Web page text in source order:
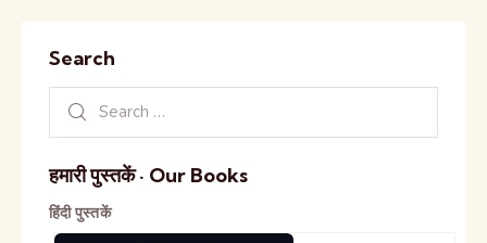
Search
हमारी पुस्तकें · Our Books
हिंदी पुस्तकें